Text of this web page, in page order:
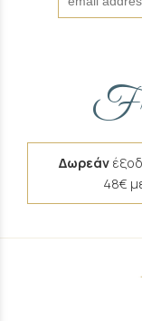
Δωρεάν
48€